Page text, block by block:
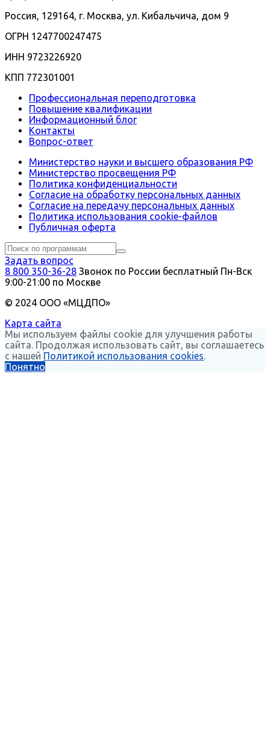
Россия, 129164, г. Москва, ул. Кибальчича, дом 9
ОГРН 1247700247475
ИНН 9723226920
КПП 772301001
Профессиональная переподготовка
Повышение квалификации
Информационный блог
Контакты
Вопрос-ответ
Министерство науки и высшего образования РФ
Министерство просвещения РФ
Политика конфиденциальности
Согласие на обработку персональных данных
Согласие на передачу персональных данных
Политика использования сookie-файлов
Публичная оферта
Задать вопрос
8 800 350-36-28 Звонок по России бесплатный Пн-Вск
9:00-21:00 по Москве
© 2024 ООО «МЦДПО»
Карта сайта
Мы используем файлы cookie для улучшения работы
сайта. Продолжая использовать сайт, вы соглашаетесь
с нашей Политикой использования cookies.
Понятно